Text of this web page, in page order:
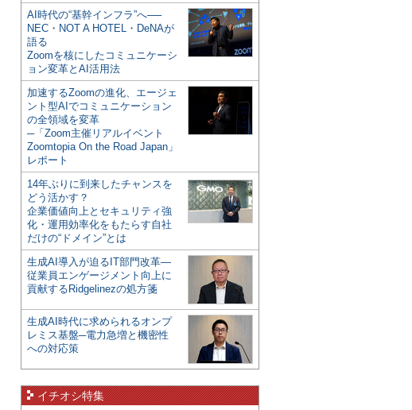
AI時代の“基幹インフラ”へ──
NEC・NOT A HOTEL・DeNAが
語る
Zoomを核にしたコミュニケーシ
ョン変革とAI活用法
加速するZoomの進化、エージェ
ント型AIでコミュニケーション
の全領域を変革
─「Zoom主催リアルイベント
Zoomtopia On the Road Japan」
レポート
14年ぶりに到来したチャンスを
どう活かす？
企業価値向上とセキュリティ強
化・運用効率化をもたらす自社
だけの“ドメイン”とは
生成AI導入が迫るIT部門改革―
従業員エンゲージメント向上に
貢献するRidgelinezの処方箋
生成AI時代に求められるオンプ
レミス基盤─電力急増と機密性
への対応策
イチオシ特集